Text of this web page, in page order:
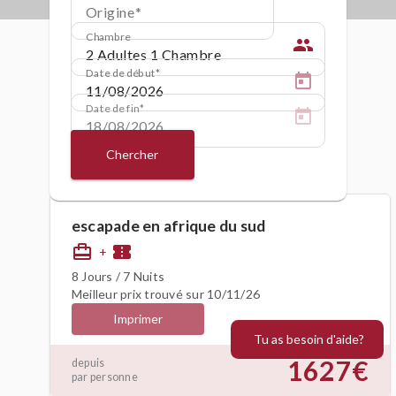
Origine
Chambre people
Date de début
Date de fin
Chercher
escapade en afrique du sud
card_travel + confirmation_number
8 Jours / 7 Nuits
Meilleur prix trouvé sur 10/11/26
Imprimer
depuis
par personne
1627€
Tu as besoin d'aide?